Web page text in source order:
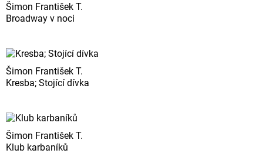
Šimon František T.
Broadway v noci
Šimon František T.
Kresba; Stojící dívka
Šimon František T.
Klub karbaníků